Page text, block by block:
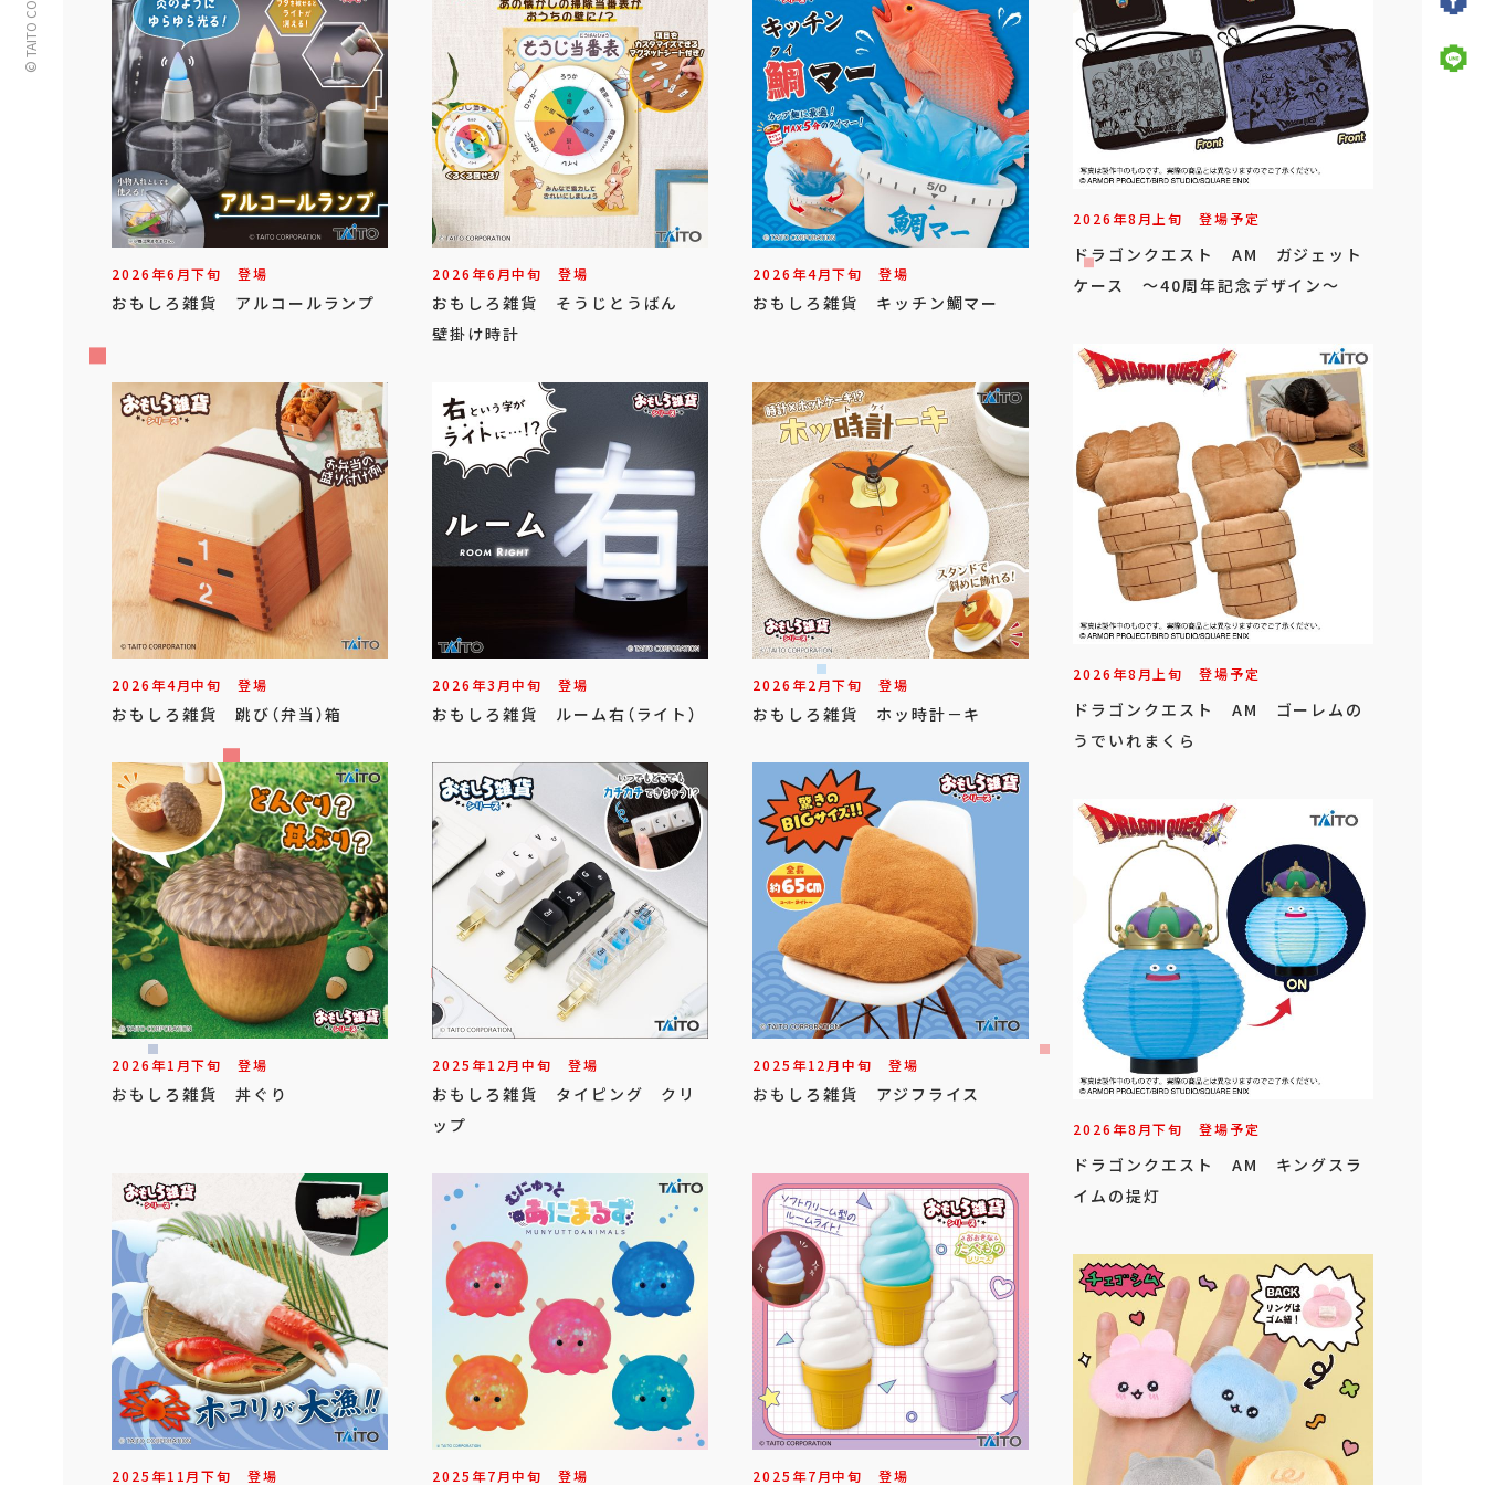
2026年6月下旬 登場
おもしろ雑貨 アルコールランプ
2026年6月中旬 登場
おもしろ雑貨 そうじとうばん
壁掛け時計
2026年4月下旬 登場
おもしろ雑貨 キッチン鯛マー
2026年4月中旬 登場
おもしろ雑貨 跳び（弁当）箱
2026年3月中旬 登場
おもしろ雑貨 ルーム右（ライト）
2026年2月下旬 登場
おもしろ雑貨 ホッ時計－キ
2026年1月下旬 登場
おもしろ雑貨 丼ぐり
2025年12月中旬 登場
おもしろ雑貨 タイピング クリ
ップ
2025年12月中旬 登場
おもしろ雑貨 アジフライス
2025年11月下旬 登場 2025年7月中旬 登場 2025年7月中旬 登場
2026年8月上旬 登場予定
ドラゴンクエスト AM ガジェット
ケース ～40周年記念デザイン～
2026年8月上旬 登場予定
ドラゴンクエスト AM ゴーレムの
うでいれまくら
2026年8月下旬 登場予定
ドラゴンクエスト AM キングスラ
イムの提灯